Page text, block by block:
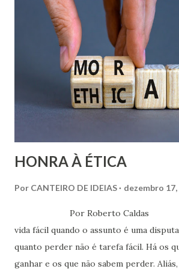
HONRA À ÉTICA
Por CANTEIRO DE IDEIAS dezembro 17,
Por Roberto Caldas
vida fácil quando o assunto é uma
quanto perder não é tarefa fácil. Há os
ganhar e os que não sabem perder. Aliás,